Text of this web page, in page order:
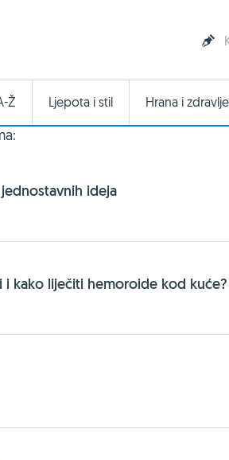
Ž Ljepota i stil Hrana i zdravlje
ideja
kako liječiti hemoroide kod kuće?